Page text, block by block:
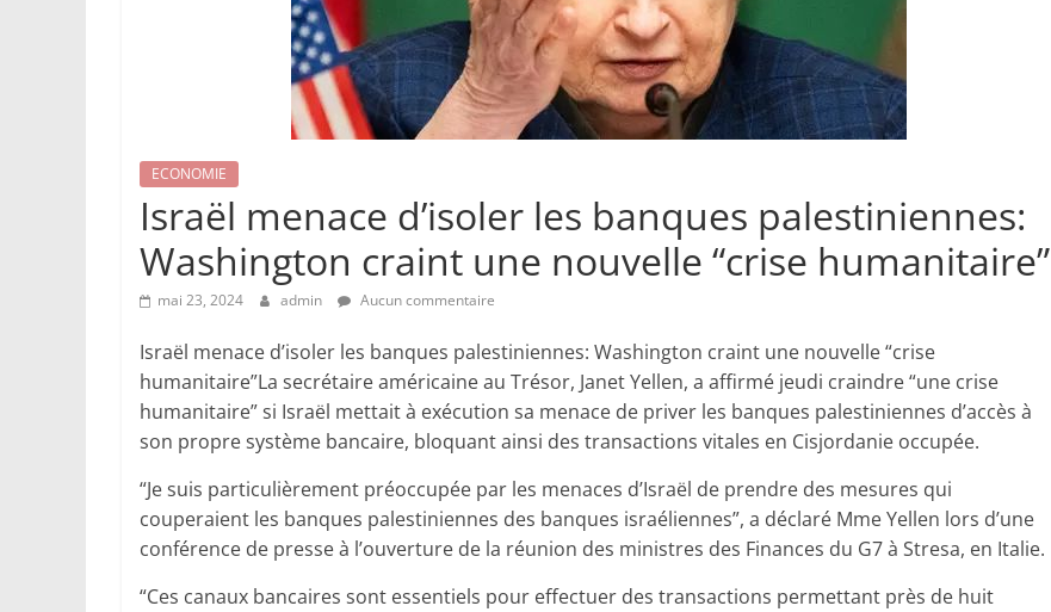
ECONOMIE
Israël menace d’isoler les banques palestiniennes:
Washington craint une nouvelle “crise humanitaire”
mai 23, 2024 admin Aucun commentaire
Israël menace d’isoler les banques palestiniennes: Washington craint une nouvelle “crise
humanitaire”La secrétaire américaine au Trésor, Janet Yellen, a affirmé jeudi craindre “une crise
humanitaire” si Israël mettait à exécution sa menace de priver les banques palestiniennes d’accès à
son propre système bancaire, bloquant ainsi des transactions vitales en Cisjordanie occupée.
“Je suis particulièrement préoccupée par les menaces d’Israël de prendre des mesures qui
couperaient les banques palestiniennes des banques israéliennes”, a déclaré Mme Yellen lors d’une
conférence de presse à l’ouverture de la réunion des ministres des Finances du G7 à Stresa, en Italie.
“Ces canaux bancaires sont essentiels pour effectuer des transactions permettant près de huit